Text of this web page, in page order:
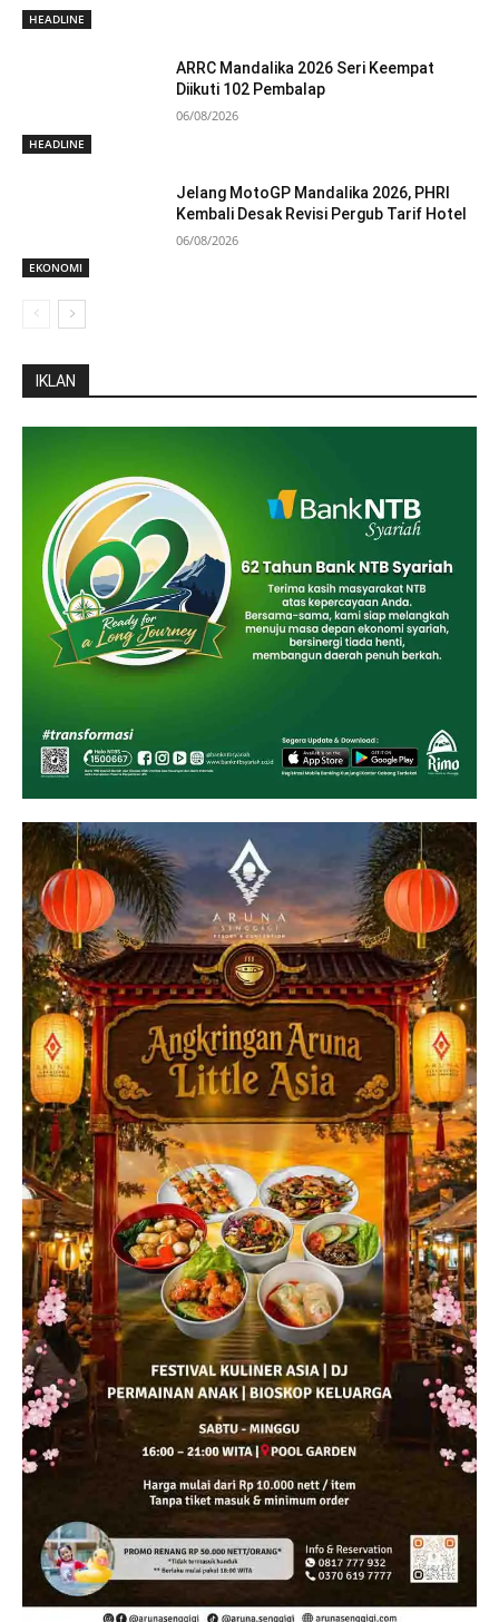
HEADLINE
HEADLINE
ARRC Mandalika 2026 Seri Keempat
Diikuti 102 Pembalap
06/08/2026
EKONOMI
Jelang MotoGP Mandalika 2026, PHRI
Kembali Desak Revisi Pergub Tarif Hotel
06/08/2026
IKLAN